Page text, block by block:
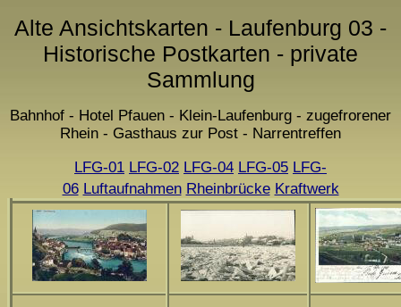
Alte Ansichtskarten - Laufenburg 03 -
Historische Postkarten - private
Sammlung
Bahnhof - Hotel Pfauen - Klein-Laufenburg - zugefrorener
Rhein - Gasthaus zur Post - Narrentreffen
LFG-01 LFG-02 LFG-04 LFG-05 LFG-
06 Luftaufnahmen Rheinbrücke Kraftwerk